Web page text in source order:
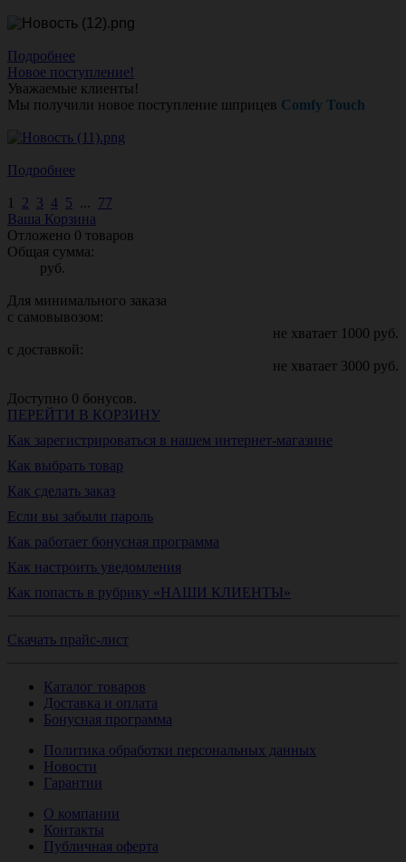
Подробнее
Новое поступление!
Уважаемые клиенты!
Мы получили новое поступление шприцев Comfy Touch
Подробнее
1 2 3 4 5 ... 77
Ваша Корзина
Отложено 0 товаров
Общая сумма:
руб.
Для минимального заказа
с самовывозом:
не хватает 1000 руб.
с доставкой:
не хватает 3000 руб.
Доступно 0 бонусов.
ПЕРЕЙТИ В КОРЗИНУ
Как зарегистрироваться в нашем интернет-магазине
Как выбрать товар
Как сделать заказ
Если вы забыли пароль
Как работает бонусная программа
Как настроить уведомления
Как попасть в рубрику «НАШИ КЛИЕНТЫ»
Скачать прайс-лист
Каталог товаров
Доставка и оплата
Бонусная программа
Политика обработки персональных данных
Новости
Гарантии
О компании
Контакты
Публичная оферта